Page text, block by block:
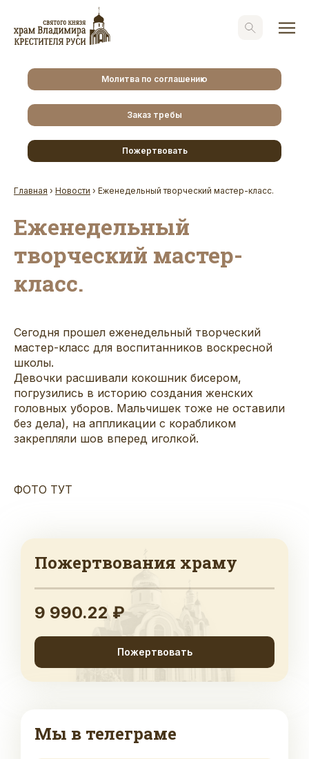
Молитва по соглашению
Заказ требы
Пожертвовать
Главная › Новости › Еженедельный творческий мастер-класс.
Еженедельный
творческий мастер-
класс.
Сегодня прошел еженедельный творческий
мастер-класс для воспитанников воскресной
школы.
Девочки расшивали кокошник бисером,
погрузились в историю создания женских
головных уборов. Мальчишек тоже не оставили
без дела), на аппликации с корабликом
закрепляли шов вперед иголкой.
ФОТО ТУТ
Пожертвования храму
9 990.22 ₽
Пожертвовать
Мы в телеграме